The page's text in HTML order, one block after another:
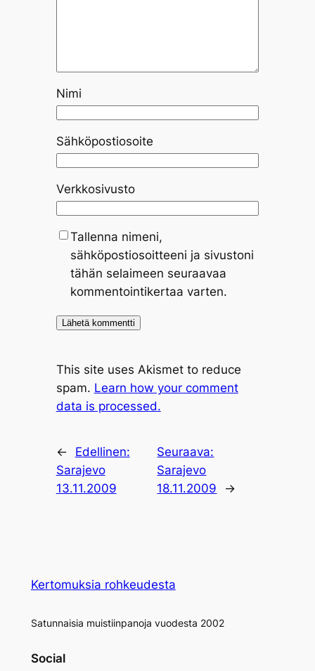
Nimi
Sähköpostiosoite
Verkkosivusto
Tallenna nimeni,
sähköpostiosoitteeni ja sivustoni
tähän selaimeen seuraavaa
kommentointikertaa varten.
This site uses Akismet to reduce
spam. Learn how your comment
data is processed.
←
Edellinen:
Sarajevo
13.11.2009
Seuraava:
Sarajevo
18.11.2009
→
Kertomuksia rohkeudesta
Satunnaisia muistiinpanoja vuodesta 2002
Social